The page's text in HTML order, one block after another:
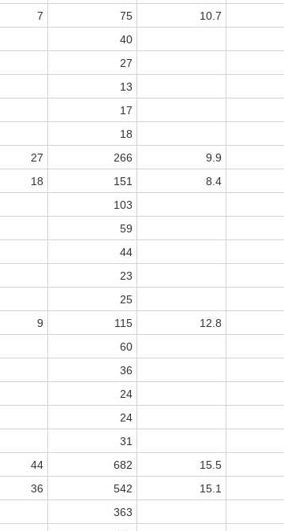
7 75 10.7
40
27
13
17
18
27 266 9.9
18 151 8.4
103
59
44
23
25
9 115 12.8
60
36
24
24
31
44 682 15.5
36 542 15.1
363